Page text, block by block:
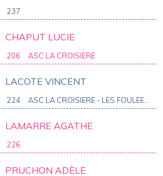
237
206
CHAPUT LUCIE
ASC LA CROISIERE
224
LACOTE VINCENT
226
LAMARRE AGATHE
PRUCHON ADÈLE